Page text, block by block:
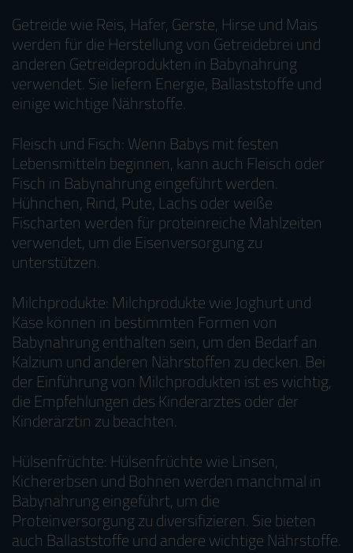
Getreide wie Reis, Hafer, Gerste, Hirse und Mais
werden für die Herstellung von Getreidebrei und
anderen Getreideprodukten in Babynahrung
verwendet. Sie liefern Energie, Ballaststoffe und
einige wichtige Nährstoffe.
Fleisch und Fisch: Wenn Babys mit festen
Lebensmitteln beginnen, kann auch Fleisch oder
Fisch in Babynahrung eingeführt werden.
Hühnchen, Rind, Pute, Lachs oder weiße
Fischarten werden für proteinreiche Mahlzeiten
verwendet, um die Eisenversorgung zu
unterstützen.
Milchprodukte: Milchprodukte wie Joghurt und
Käse können in bestimmten Formen von
Babynahrung enthalten sein, um den Bedarf an
Kalzium und anderen Nährstoffen zu decken. Bei
der Einführung von Milchprodukten ist es wichtig,
die Empfehlungen des Kinderarztes oder der
Kinderärztin zu beachten.
Hülsenfrüchte: Hülsenfrüchte wie Linsen,
Kichererbsen und Bohnen werden manchmal in
Babynahrung eingeführt, um die
Proteinversorgung zu diversifizieren. Sie bieten
auch Ballaststoffe und andere wichtige Nährstoffe.